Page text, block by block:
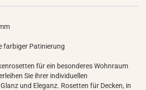
farbiger Patinierung
für ein besonderes Wohnraum
Sie ihrer individuellen
und Eleganz. Rosetten für Decken, in